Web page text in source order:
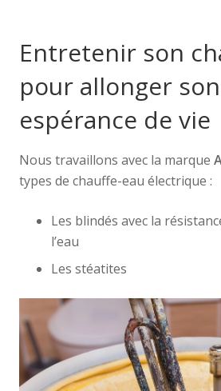
Entretenir son
pour allonger son
espérance de vie
Nous travaillons avec la marque
types de chauffe-eau électrique :
Les blindés avec la
l’eau
Les stéatites